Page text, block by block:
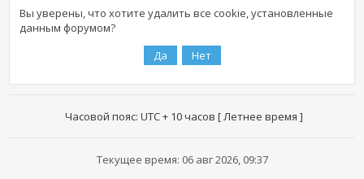
Вы уверены, что хотите удалить все cookie, установленные
данным форумом?
Часовой пояс: UTC + 10 часов [ Летнее время ]
Текущее время: 06 авг 2026, 09:37